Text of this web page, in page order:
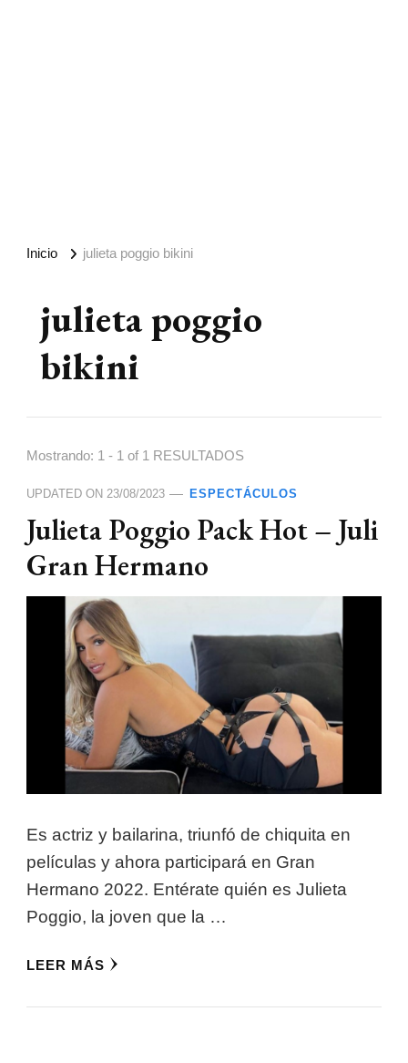
Inicio julieta poggio bikini
julieta poggio
bikini
Mostrando: 1 - 1 of 1 RESULTADOS
UPDATED ON 23/08/2023 ESPECTÁCULOS
Julieta Poggio Pack Hot – Juli
Gran Hermano
Es actriz y bailarina, triunfó de chiquita en
películas y ahora participará en Gran
Hermano 2022. Entérate quién es Julieta
Poggio, la joven que la …
LEER MÁS